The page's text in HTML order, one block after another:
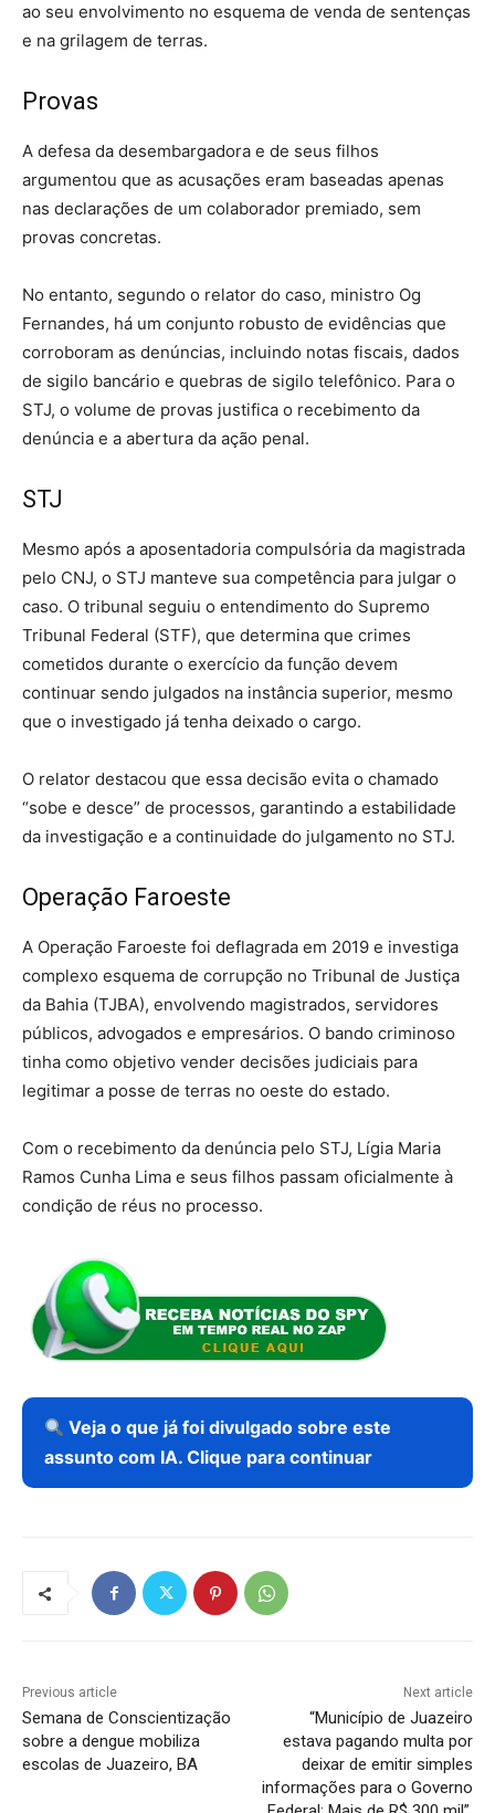
ao seu envolvimento no esquema de venda de sentenças
e na grilagem de terras.
Provas
A defesa da desembargadora e de seus filhos
argumentou que as acusações eram baseadas apenas
nas declarações de um colaborador premiado, sem
provas concretas.
No entanto, segundo o relator do caso, ministro Og
Fernandes, há um conjunto robusto de evidências que
corroboram as denúncias, incluindo notas fiscais, dados
de sigilo bancário e quebras de sigilo telefônico. Para o
STJ, o volume de provas justifica o recebimento da
denúncia e a abertura da ação penal.
STJ
Mesmo após a aposentadoria compulsória da magistrada
pelo CNJ, o STJ manteve sua competência para julgar o
caso. O tribunal seguiu o entendimento do Supremo
Tribunal Federal (STF), que determina que crimes
cometidos durante o exercício da função devem
continuar sendo julgados na instância superior, mesmo
que o investigado já tenha deixado o cargo.
O relator destacou que essa decisão evita o chamado
“sobe e desce” de processos, garantindo a estabilidade
da investigação e a continuidade do julgamento no STJ.
Operação Faroeste
A Operação Faroeste foi deflagrada em 2019 e investiga
complexo esquema de corrupção no Tribunal de Justiça
da Bahia (TJBA), envolvendo magistrados, servidores
públicos, advogados e empresários. O bando criminoso
tinha como objetivo vender decisões judiciais para
legitimar a posse de terras no oeste do estado.
Com o recebimento da denúncia pelo STJ, Lígia Maria
Ramos Cunha Lima e seus filhos passam oficialmente à
condição de réus no processo.
Veja o que já foi divulgado sobre este
assunto com IA. Clique para continuar
Previous article
Semana de Conscientização
sobre a dengue mobiliza
escolas de Juazeiro, BA
Next article
“Município de Juazeiro
estava pagando multa por
deixar de emitir simples
informações para o Governo